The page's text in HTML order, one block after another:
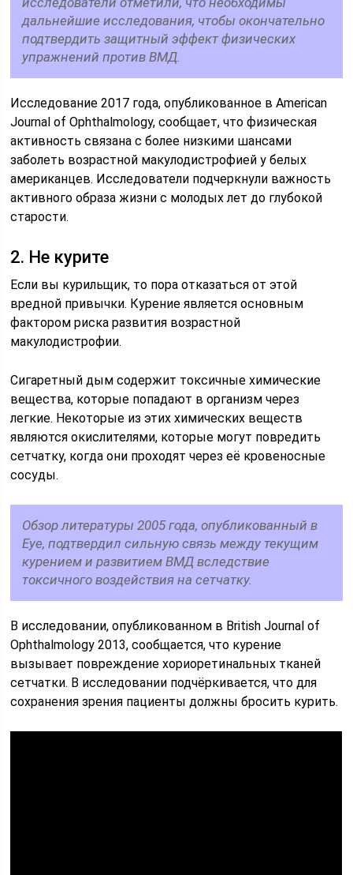
дальнейшие исследования, чтобы окончательно
подтвердить защитный эффект физических
упражнений против ВМД.
Исследование 2017 года, опубликованное в American
Journal of Ophthalmology, сообщает, что физическая
активность связана с более низкими шансами
заболеть возрастной макулодистрофией у белых
американцев. Исследователи подчеркнули важность
активного образа жизни с молодых лет до глубокой
старости.
2. Не курите
Если вы курильщик, то пора отказаться от этой
вредной привычки. Курение является основным
фактором риска развития возрастной
макулодистрофии.
Сигаретный дым содержит токсичные химические
вещества, которые попадают в организм через
легкие. Некоторые из этих химических веществ
являются окислителями, которые могут повредить
сетчатку, когда они проходят через её кровеносные
сосуды.
Обзор литературы 2005 года, опубликованный в
Eye, подтвердил сильную связь между текущим
курением и развитием ВМД вследствие
токсичного воздействия на сетчатку.
В исследовании, опубликованном в British Journal of
Ophthalmology 2013, сообщается, что курение
вызывает повреждение хориоретинальных тканей
сетчатки. В исследовании подчёркивается, что для
сохранения зрения пациенты должны бросить курить.